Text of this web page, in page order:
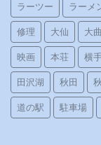
ラーツー ラーメ
修理 大仙 大曲
映画 本荘 横
田沢湖 秋田
道の駅 駐車場